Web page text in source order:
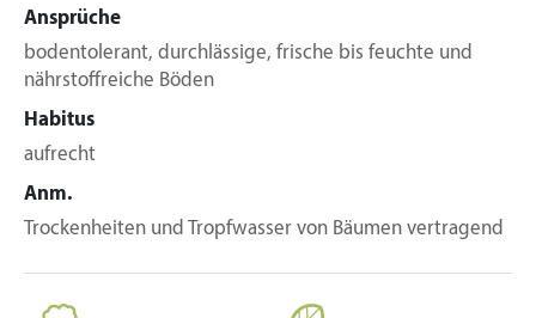
Ansprüche
bodentolerant, durchlässige, frische bis feuchte und
nährstoffreiche Böden
Habitus
aufrecht
Anm.
Trockenheiten und Tropfwasser von Bäumen vertragend